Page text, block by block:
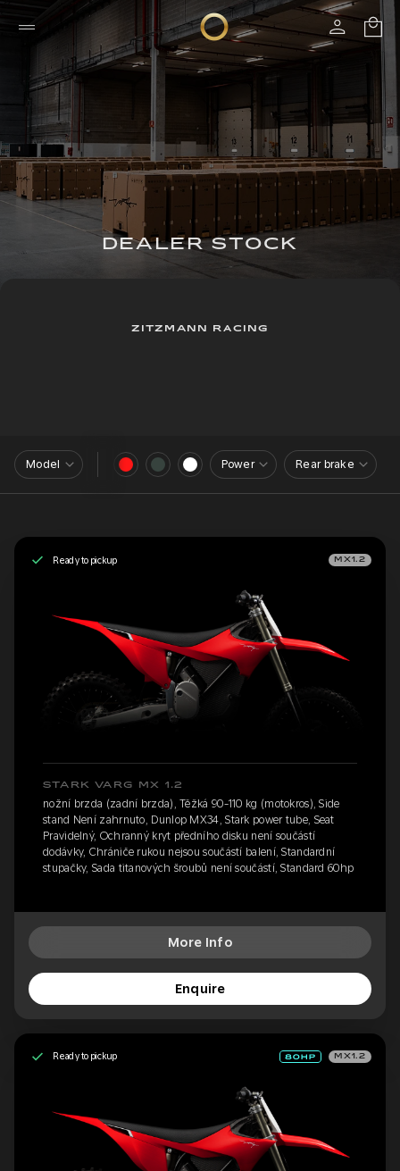
DEALER STOCK
ZITZMANN RACING
Model Power Rear brake
Ready to pickup MX1.2
STARK VARG MX 1.2
nožní brzda (zadní brzda), Těžká 90-110 kg (motokros), Side
stand Není zahrnuto, Dunlop MX34, Stark power tube, Seat
Pravidelný, Ochranný kryt předního disku není součástí
dodávky, Chrániče rukou nejsou součástí balení, Standardní
stupačky, Sada titanových šroubů není součástí, Standard 60hp
More Info
Enquire
Ready to pickup MX1.2